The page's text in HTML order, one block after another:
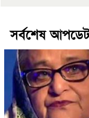
সর্বশেষ